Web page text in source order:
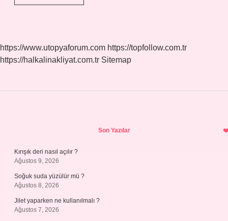
Kadın
https://www.utopyaforum.com https://topfollow.com.tr
https://halkalinakliyat.com.tr Sitemap
Son Yazılar
Kırışık deri nasıl açılır ?
Ağustos 9, 2026
Soğuk suda yüzülür mü ?
Ağustos 8, 2026
Jilet yaparken ne kullanılmalı ?
Ağustos 7, 2026